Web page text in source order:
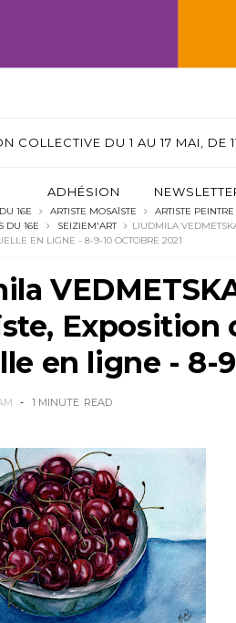
COLLECTIVE DU 1 AU 17 MAI, DE
ADHÉSION
16E ARTISTE MOSAÏSTE ARTISTE PEINTRE
DU 16E
SEIZIEM'ART
LIUDMILA
EN LIGNE - 8-9-10 OCTOBRE 2021
en ligne - 8-
1 MINUTE READ